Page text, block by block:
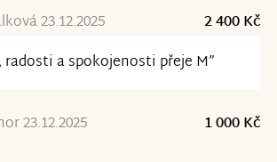
23.12.2025
2 400 Kč
radosti a spokojenosti přeje M”
23.12.2025 1 000 Kč